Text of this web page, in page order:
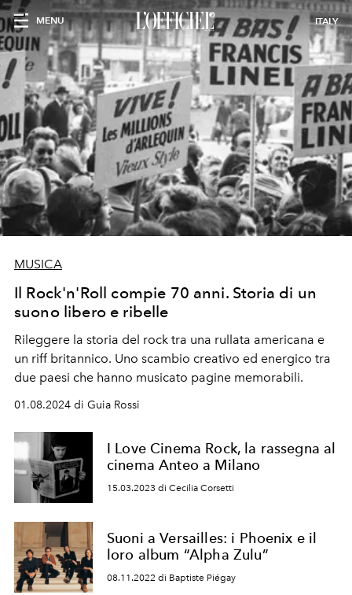
MENU ITALY
MUSICA
Il Rock'n'Roll compie 70 anni. Storia di un
suono libero e ribelle
Rileggere la storia del rock tra una rullata americana e
un riff britannico. Uno scambio creativo ed energico tra
due paesi che hanno musicato pagine memorabili.
01.08.2024 di Guia Rossi
I Love Cinema Rock, la rassegna al
cinema Anteo a Milano
15.03.2023 di Cecilia Corsetti
Suoni a Versailles: i Phoenix e il
loro album “Alpha Zulu”
08.11.2022 di Baptiste Piégay